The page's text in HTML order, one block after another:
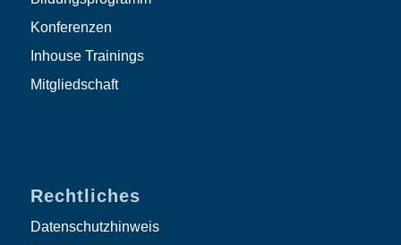
Konferenzen
Inhouse Trainings
Mitgliedschaft
Rechtliches
Datenschutzhinweis